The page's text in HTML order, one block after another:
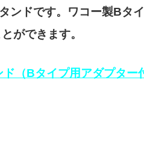
ンドです。ワコー製Bタ
ができます。
Bタイプ用アダプター付